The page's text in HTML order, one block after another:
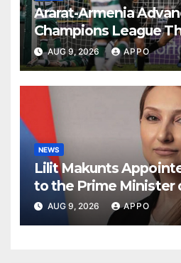
Ararat-Armenia
Champions League
Round
AUG 9, 2026 APPO
NEWS
Lilit Makunts
to the Prime Minister
AUG 9, 2026 APPO